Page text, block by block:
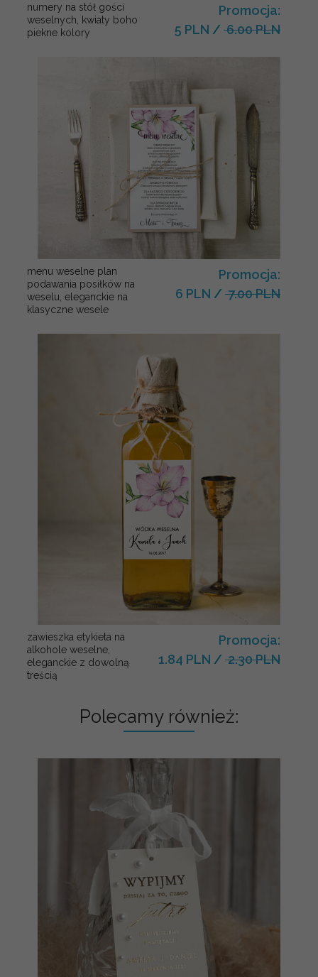
numery na stół gości
weselnych, kwiaty boho
piekne kolory
Promocja:
5 PLN / 6.00 PLN
menu weselne plan
podawania posiłków na
weselu, eleganckie na
klasyczne wesele
Promocja:
6 PLN / 7.00 PLN
zawieszka etykieta na
alkohole weselne,
eleganckie z dowolną
treścią
Promocja:
1.84 PLN / 2.30 PLN
Polecamy również: